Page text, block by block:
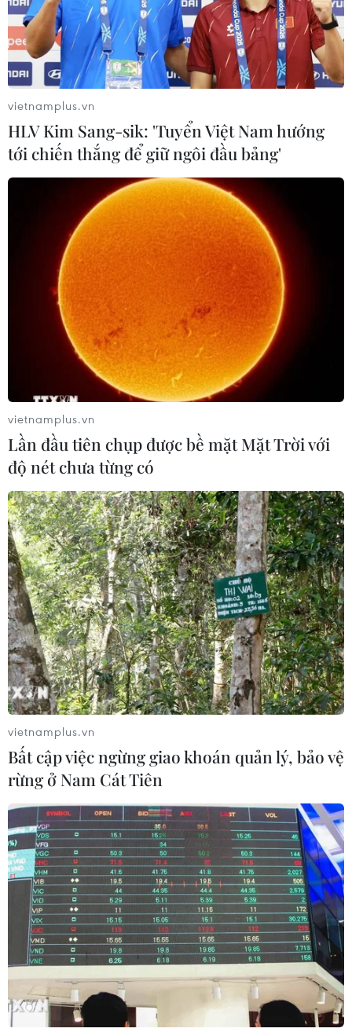
Ấn Độ thắt chặt an ninh biên giới trên
biển với Sri Lanka
Ấn Độ đã thắt chặt an ninh biên giới trên biển với Sri
Lanka sau hàng loạt vụ tấn công đẫm máu ở quốc đảo
Ấn Độ Dương trong 2 ngày 21 và 22/4.
Indonesia tăng cường an ninh sau vụ tấn
công đẫm máu ở Sri Lanka
22/04/2019 22:46
Cảnh sát Indonesia cho biết đã tăng cường các biện
pháp an ninh nhằm ngăn chặn các vụ tấn công có thể
xảy ra sau loạt vụ đánh bom tại Sri Lanka.
Interpol sẽ cử lực lượng đặc nhiệm hỗ trợ
điều tra ở Sri Lanka
23/04/2019 00:14
vietnamplus.vn
HLV Kim Sang-sik: 'Tuyển Việt Nam hướng
tới chiến thắng để giữ ngôi đầu bảng'
vietnamplus.vn
Lần đầu tiên chụp được bề mặt Mặt Trời với
độ nét chưa từng có
vietnamplus.vn
Bất cập việc ngừng giao khoán quản lý, bảo vệ
rừng ở Nam Cát Tiên